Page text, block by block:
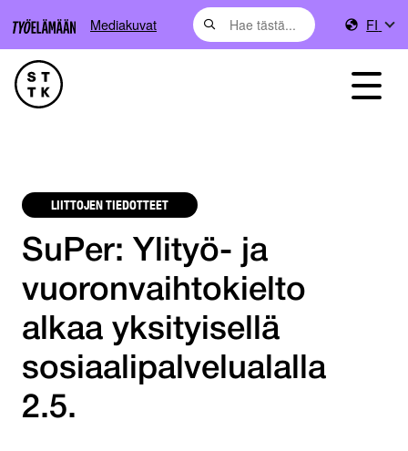
Mediakuvat FI
LIITTOJEN TIEDOTTEET
SuPer: Ylityö- ja
vuoronvaihtokielto
alkaa yksityisellä
sosiaalipalvelualalla
2.5.